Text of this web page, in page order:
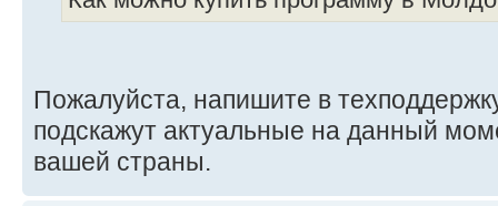
Пожалуйста, напишите в
подскажут актуальные на данный
вашей страны.